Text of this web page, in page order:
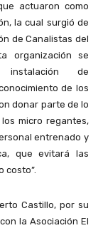
actuaron como
la cual surgió de
de Canalistas del
organización se
de
de los
donar parte de lo
micro regantes,
entrenado y
que evitará las
costo”.
Castillo, por su
la Asociación El